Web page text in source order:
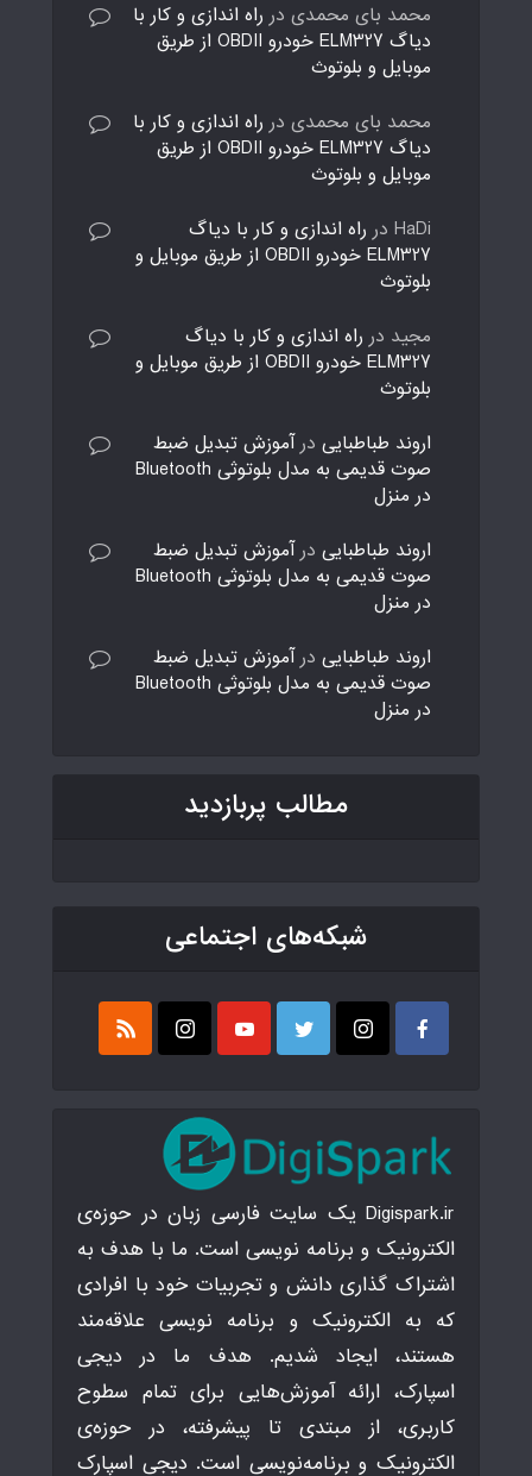
محمد بای محمدی در راه اندازی و کار با
دیاگ ELM327 خودرو OBDII از طریق
موبایل و بلوتوث
محمد بای محمدی در راه اندازی و کار با
دیاگ ELM327 خودرو OBDII از طریق
موبایل و بلوتوث
HaDi در راه اندازی و کار با دیاگ
ELM327 خودرو OBDII از طریق موبایل و
بلوتوث
مجید در راه اندازی و کار با دیاگ
ELM327 خودرو OBDII از طریق موبایل و
بلوتوث
اروند طباطبایی درآموزش تبدیل ضبط
صوت قدیمی به مدل بلوتوثی Bluetooth
در منزل
اروند طباطبایی درآموزش تبدیل ضبط
صوت قدیمی به مدل بلوتوثی Bluetooth
در منزل
اروند طباطبایی درآموزش تبدیل ضبط
صوت قدیمی به مدل بلوتوثی Bluetooth
در منزل
مطالب پربازدید
شبکه‌های اجتماعی
Digispark.ir یک سایت فارسی زبان در حوزه‌ی
الکترونیک و برنامه نویسی است. ما با هدف به
اشتراک گذاری دانش و تجربیات خود با افرادی
که به الکترونیک و برنامه نویسی علاقه‌مند
هستند، ایجاد شدیم. هدف ما در دیجی
اسپارک، ارائه آموزش‌هایی برای تمام سطوح
کاربری، از مبتدی تا پیشرفته، در حوزه‌ی
الکترونیک و برنامه‌نویسی است. دیجی اسپارک